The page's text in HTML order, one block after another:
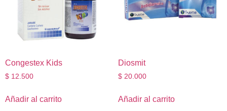
Congestex Kids
$ 12.500
Añadir al carrito
Diosmit
$20.000
Añadir al carrito